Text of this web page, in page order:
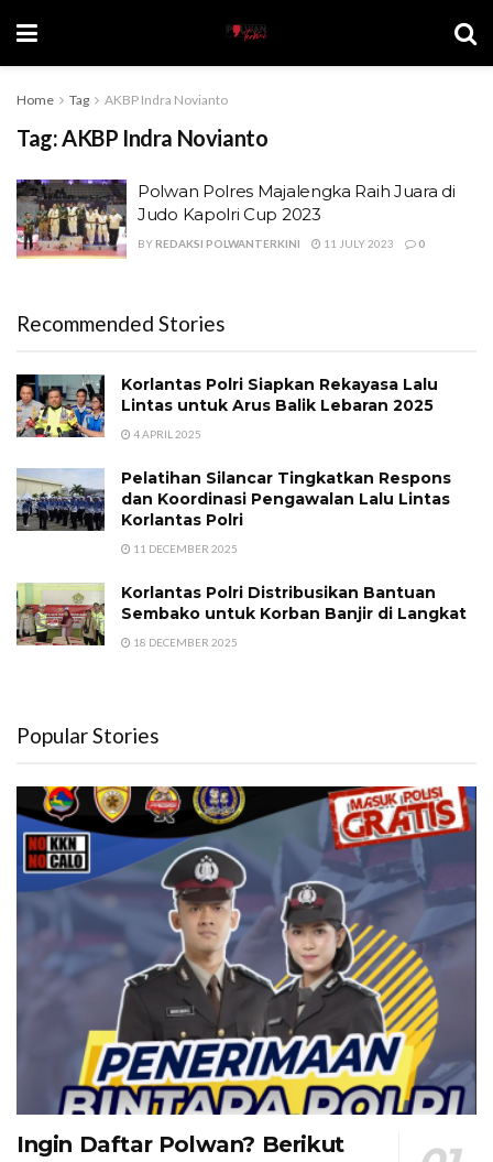
Home Tag AKBP Indra Novianto
Tag:AKBP Indra Novianto
Polwan Polres Majalengka Raih Juara di
Judo Kapolri Cup 2023
BY REDAKSI POLWANTERKINI 11 JULY 2023 0
Recommended Stories
Korlantas Polri Siapkan Rekayasa Lalu
Lintas untuk Arus Balik Lebaran 2025
4 APRIL 2025
Pelatihan Silancar Tingkatkan Respons
dan Koordinasi Pengawalan Lalu Lintas
Korlantas Polri
11 DECEMBER 2025
Korlantas Polri Distribusikan Bantuan
Sembako untuk Korban Banjir di Langkat
18 DECEMBER 2025
Popular Stories
Ingin Daftar Polwan? Berikut